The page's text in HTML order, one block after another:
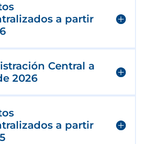
a partir
Central a
2026
a partir